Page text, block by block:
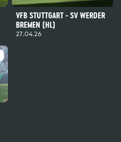
VFB STUTTGART - SV WERDER
BREMEN (HL)
27.04.26